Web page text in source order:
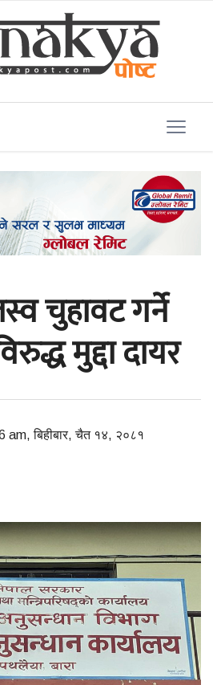
चुहावट गर्ने
मुद्दा दायर
am, बिहीबार, चैत १४, २०८१